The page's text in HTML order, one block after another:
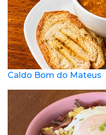
Caldo Bom do Mateus